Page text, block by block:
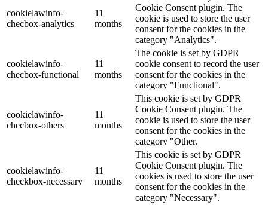
cookielawinfo-
checbox-analytics
11
months
Cookie Consent plugin. The
cookie is used to store the user
consent for the cookies in the
category "Analytics".
cookielawinfo-
checbox-functional
11
months
The cookie is set by GDPR
cookie consent to record the user
consent for the cookies in the
category "Functional".
cookielawinfo-
checbox-others
11
months
This cookie is set by GDPR
Cookie Consent plugin. The
cookie is used to store the user
consent for the cookies in the
category "Other.
cookielawinfo-
checkbox-necessary
11
months
This cookie is set by GDPR
Cookie Consent plugin. The
cookies is used to store the user
consent for the cookies in the
category "Necessary".